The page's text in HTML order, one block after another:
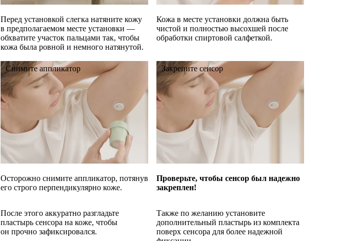
Перед установкой слегка натяните кожу
в предполагаемом месте установки —
обхватите участок пальцами так, чтобы
кожа была ровной и немного натянутой.
Кожа в месте установки должна быть
чистой и полностью высохшей после
обработки спиртовой салфеткой.
Снимите аппликатор
Осторожно снимите аппликатор, потянув
его строго перпендикулярно коже.
После этого аккуратно разгладьте
пластырь сенсора на коже, чтобы
он прочно зафиксировался.
Закрепите сенсор
Проверьте, чтобы сенсор был надежно
закреплен!
Также по желанию установите
дополнительный пластырь из комплекта
поверх сенсора для более надежной